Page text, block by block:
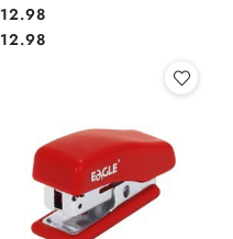
Cena:
12.98
Cena:
12.98